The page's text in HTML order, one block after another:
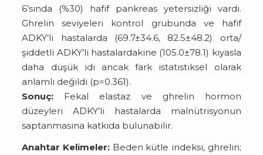
6’sında (%30) hafif pankreas yetersizliği vardı.
Ghrelin seviyeleri kontrol grubunda ve hafif
ADKY’li hastalarda (69.7±34.6, 82.5±48.2) orta/
şiddetli ADKY’li hastalardakine (105.0±78.1) kıyasla
daha düşük idi ancak fark istatistiksel olarak
anlamlı değildi (p=0.361).
Sonuç: Fekal elastaz ve ghrelin hormon
düzeyleri ADKY’li hastalarda malnütrisyonun
saptanmasına katkıda bulunabilir.
Anahtar Kelimeler: Beden kütle indeksi, ghrelin;